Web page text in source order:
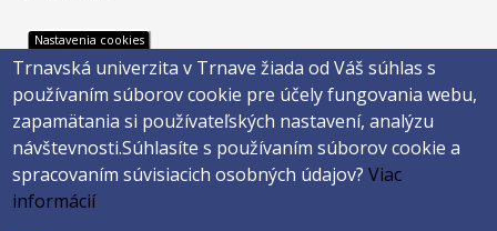
Footer
menu
3
Katalóg knižnice
Telefónny zoznam
Trnavská univerzita
Footer
menu
4
E-shop
Facebook
Instagram
Youtube
Nastavenia cookies
Trnavská univerzita v Trnave žiada od Váš súhlas s
používaním súborov cookie pre účely fungovania webu,
zapamätania si používateľských nastavení, analýzu
návštevnosti.Súhlasíte s používaním súborov cookie a
spracovaním súvisiacich osobných údajov?Viac
informácií